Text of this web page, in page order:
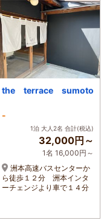
the terrace sumoto
-
1泊 大人2名 合計(税込)
32,000円～
1名 16,000円～
洲本高速バスセンターか
ら徒歩１２分 洲本インタ
ーチェンジより車で１４分